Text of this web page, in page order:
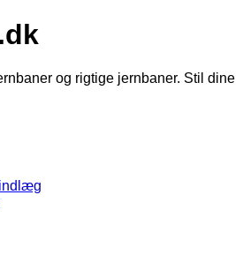
og rigtige jernbaner. Stil dine